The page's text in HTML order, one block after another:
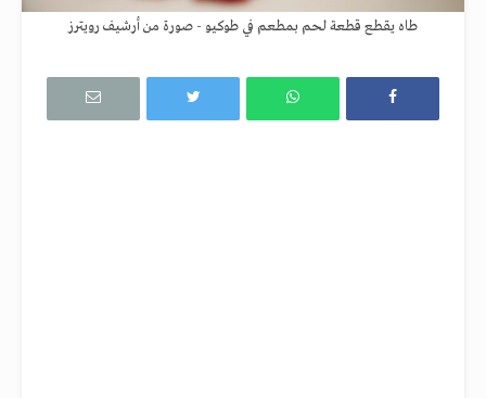
طاه يقطع قطعة لحم بمطعم في طوكيو - صورة من أرشيف رويترز